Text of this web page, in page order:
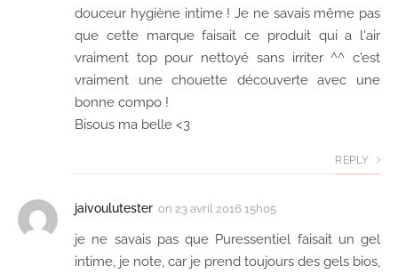
douceur hygiène intime ! Je ne savais même pas
que cette marque faisait ce produit qui a l'air
vraiment top pour nettoyé sans irriter ^^ c'est
vraiment une chouette découverte avec une
bonne compo !
Bisous ma belle <3
REPLY
jaivoulutester on 23 avril 2016 15h05
je ne savais pas que Puressentiel faisait un gel
intime, je note, car je prend toujours des gels bios,